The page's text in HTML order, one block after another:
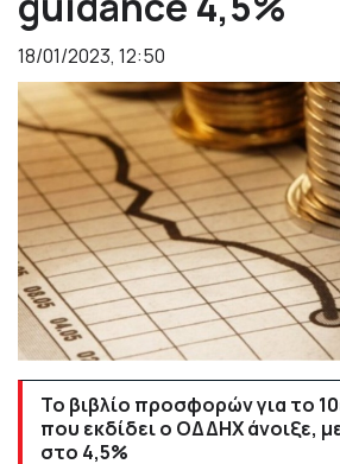
18/01/2023, 12:50
Το βιβλίο προσφορών για το
που εκδίδει ο ΟΔΔΗΧ άνοιξε,
στο 4,5%